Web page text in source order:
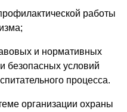
работы
и нормативных
безопасных условий
процесса.
организации охраны